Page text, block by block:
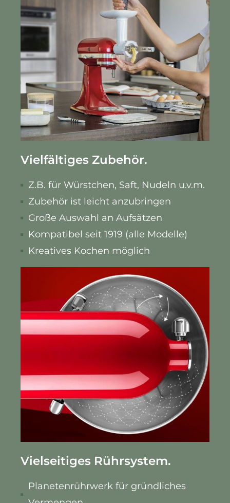
Vielfältiges Zubehör.
Z.B. für Würstchen, Saft, Nudeln u.v.m.
Zubehör ist leicht anzubringen
Große Auswahl an Aufsätzen
Kompatibel seit 1919 (alle Modelle)
Kreatives Kochen möglich
Vielseitiges Rührsystem.
Planetenrührwerk für gründliches